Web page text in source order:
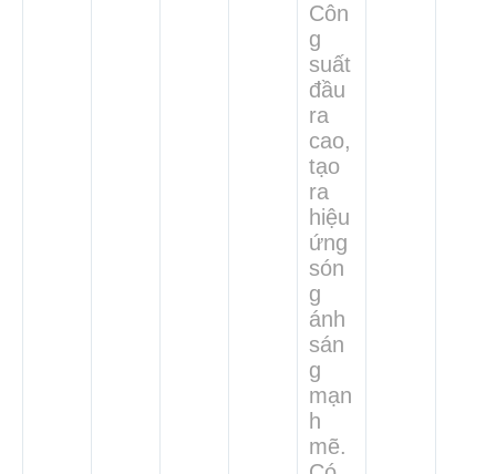
Côn
g
suất
đầu
ra
cao,
tạo
ra
hiệu
ứng
són
g
ánh
sán
g
mạn
h
mẽ.